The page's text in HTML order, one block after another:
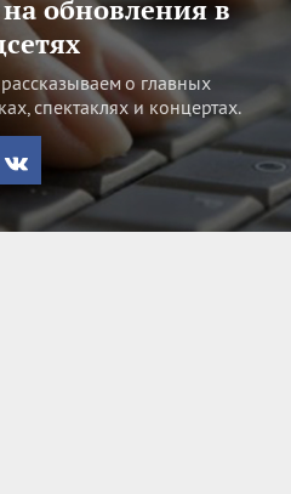
обновления в
о главных
спектаклях и концертах.